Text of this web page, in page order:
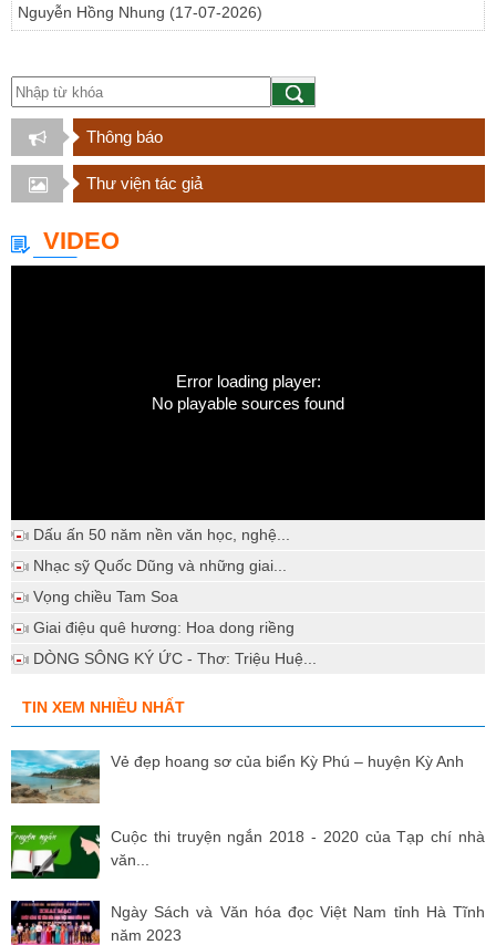
Nguyễn Hồng Nhung (17-07-2026)
Thông báo
Thư viện tác giả
VIDEO
Error loading player:
No playable sources found
Dấu ấn 50 năm nền văn học, nghệ...
Nhạc sỹ Quốc Dũng và những giai...
Vọng chiều Tam Soa
Giai điệu quê hương: Hoa dong riềng
DÒNG SÔNG KÝ ỨC - Thơ: Triệu Huệ...
TIN XEM NHIỀU NHẤT
Vẻ đẹp hoang sơ của biển Kỳ Phú – huyện Kỳ Anh
Cuộc thi truyện ngắn 2018 - 2020 của Tạp chí nhà
văn...
Ngày Sách và Văn hóa đọc Việt Nam tỉnh Hà Tĩnh
năm 2023